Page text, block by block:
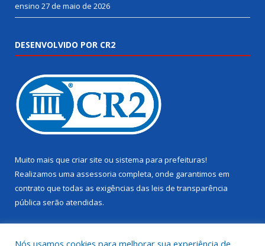
ensino 27 de maio de 2026
DESENVOLVIDO POR CR2
Muito mais que criar site ou sistema para prefeituras!
Realizamos uma assessoria completa, onde garantimos em
contrato que todas as exigências das leis de transparência
pública serão atendidas.
Nós usamos cookies para melhorar sua experiência de